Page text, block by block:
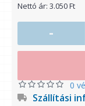
Nettó ár: 3.050 Ft
-
0
Szállítási